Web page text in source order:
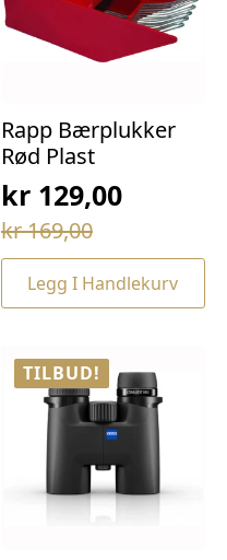
Rapp Bærplukker
Rød Plast
kr169,00
Opprinnelig
pris
var:
kr129,00
Nåværende
pris
er:Legg I Handlekurv
TILBUD!